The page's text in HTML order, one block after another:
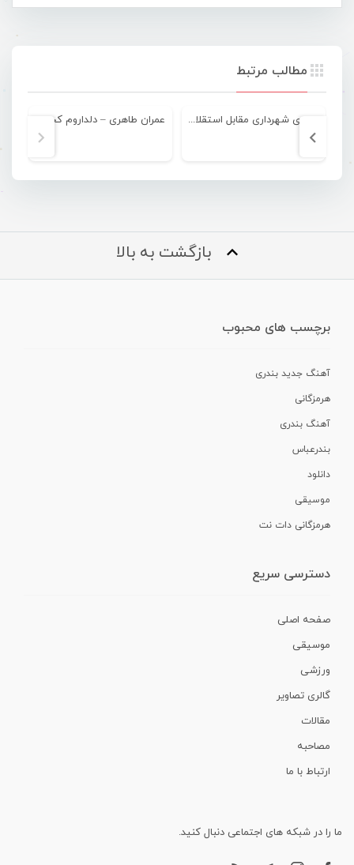
مطالب مرتبط
پیروزی شهرداری مقابل استقلال اهواز عمران طاهری – دلداروم کجایی
بازگشت به بالا
برچسب های محبوب
آهنگ جدید بندری
هرمزگانی
آهنگ بندری
بندرعباس
دانلود
موسیقی
هرمزگانی دات نت
دسترسی سریع
صفحه اصلی
موسیقی
ورزشی
گالری تصاویر
مقالات
مصاحبه
ارتباط با ما
ما را در شبکه های اجتماعی دنبال کنید.